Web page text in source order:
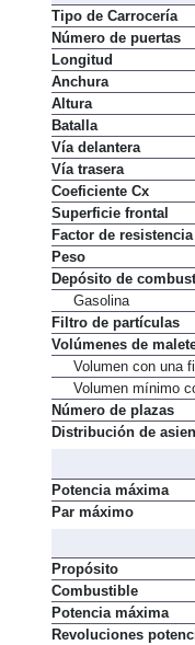
Tipo de Carrocería
Número de puertas
Longitud
Anchura
Altura
Batalla
Vía delantera
Vía trasera
Coeficiente Cx
Superficie frontal
Factor de resistencia
Peso
Depósito de
Gasolina
Filtro de partículas
Volúmenes de
Volumen con una
Volumen mínimo
Número de plazas
Distribución de
Potencia máxima
Par máximo
Propósito
Combustible
Potencia máxima
Revoluciones